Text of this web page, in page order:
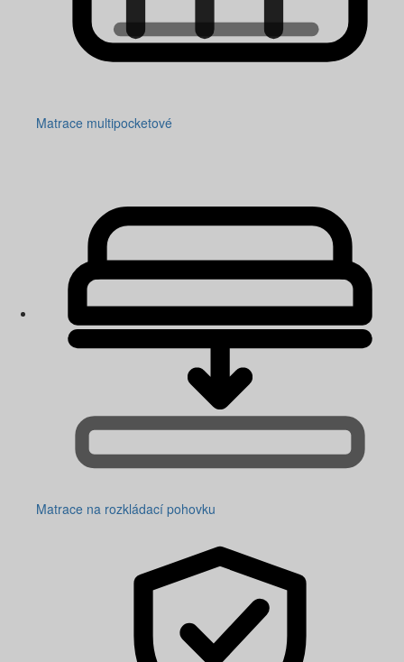
Matrace multipocketové
Matrace na rozkládací pohovku